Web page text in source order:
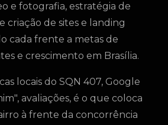
e fotografia, estratégia de
criação de sites e landing
cada frente a metas de
e crescimento em Brasília.
locais do SQN 407, Google
avaliações, é o que coloca
à frente da concorrência